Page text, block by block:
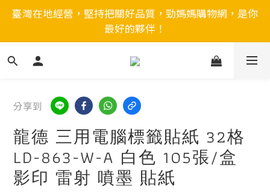
臺灣在地經營，堅持把關好品質，勁媽媽購物網，是你
最好的夥伴！
分享到
龍德 三用電腦標籤貼紙 32格
LD-863-W-A 白色 105張/盒
影印 雷射 噴墨 貼紙